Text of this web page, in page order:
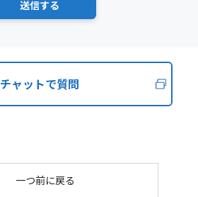
チャットで質問
一つ前に戻る